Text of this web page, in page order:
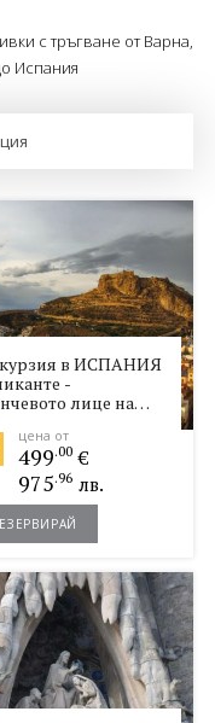
с тръгване от Варна,
Испания
в ИСПАНИЯ
-
лице на
цена от
499.00 €
975.96 лв.